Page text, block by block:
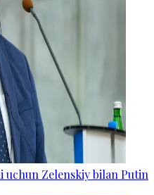
uchun Zelenskiy bilan Putin